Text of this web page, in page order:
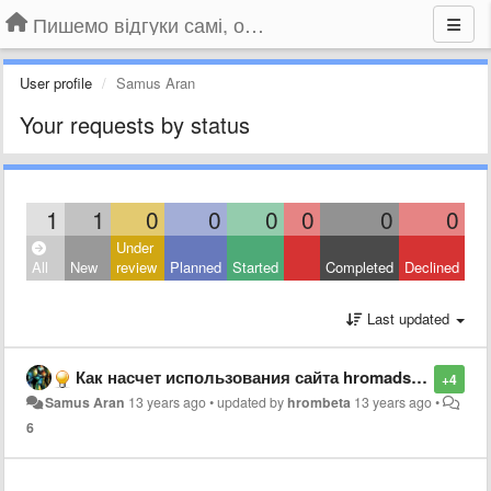
Пишемо відгуки самі, обговорюємо інші ідеї та пропозиції до Громадського Телебачення
User profile Samus Aran
Your requests by status
1 1 0 0 0 0 0 0
All New
Under
review
Planned Started Completed Declined
Last updated
+4
Как насчет использования сайта hromadske.tv как основной платформы?
Samus Aran 13 years ago•updated byhrombeta 13 years ago•
6